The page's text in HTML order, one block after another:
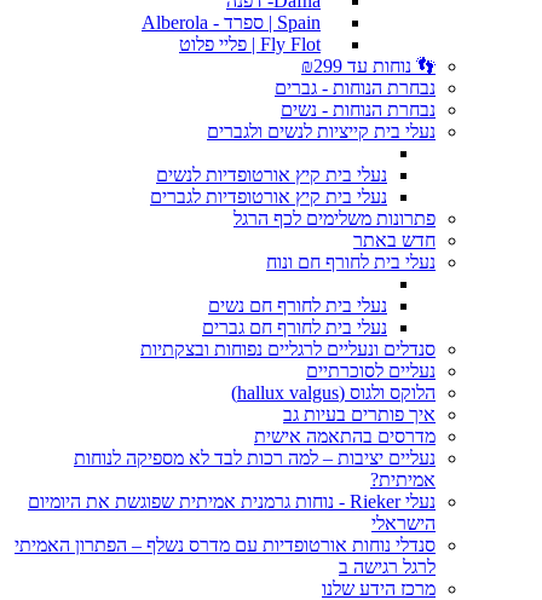
Spain | ספרד - Alberola
Fly Flot | פליי פלוט
👣 נוחות עד ₪299
נבחרת הנוחות - גברים
נבחרת הנוחות - נשים
נעלי בית קייציות לנשים ולגברים
נעלי בית קיץ אורטופדיות לנשים
נעלי בית קיץ אורטופדיות לגברים
פתרונות משלימים לכף הרגל
חדש באתר
נעלי בית לחורף חם ונוח
נעלי בית לחורף חם נשים
נעלי בית לחורף חם גברים
סנדלים ונעליים לרגליים נפוחות ובצקתיות
נעליים לסוכרתיים
הלוקס ולגוס (hallux valgus)
איך פותרים בעיות גב
מדרסים בהתאמה אישית
נעליים יציבות – למה רכות לבד לא מספיקה לנוחות
אמיתית?
נעלי Rieker - נוחות גרמנית אמיתית שפוגשת את היומיום
הישראלי
סנדלי נוחות אורטופדיות עם מדרס נשלף – הפתרון האמיתי
לרגל רגישה ב
מרכז הידע שלנו